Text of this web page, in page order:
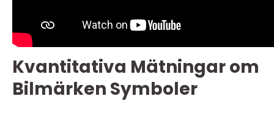
Kvantitativa Mätningar om
Bilmärken Symboler